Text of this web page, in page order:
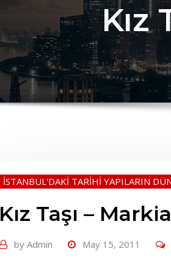
Kız
İSTANBUL'DAKİ TARİHİ YAPILARIN
Kız Taşı –
by Admin May 15, 2011